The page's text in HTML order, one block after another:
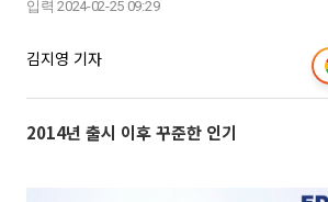
입력 2024-02-25 09:29
김지영 기자
2014년 출시 이후 꾸준한 인기